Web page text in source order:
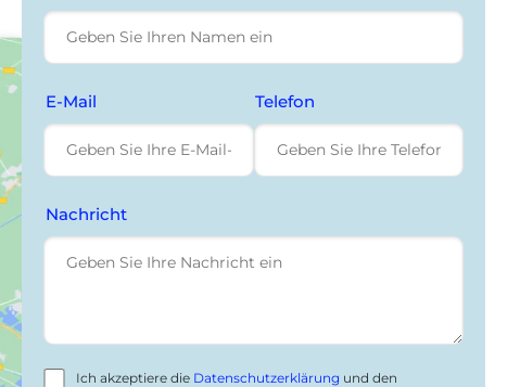
E-Mail Telefon
Nachricht
Ich akzeptiere die Datenschutzerklärung und den